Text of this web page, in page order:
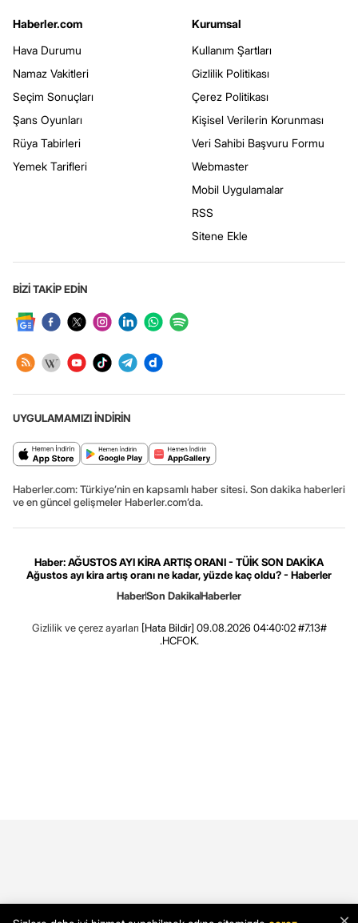
Haberler.com
Hava Durumu
Namaz Vakitleri
Seçim Sonuçları
Şans Oyunları
Rüya Tabirleri
Yemek Tarifleri
Kurumsal
Kullanım Şartları
Gizlilik Politikası
Çerez Politikası
Kişisel Verilerin Korunması
Veri Sahibi Başvuru Formu
Webmaster
Mobil Uygulamalar
RSS
Sitene Ekle
BİZİ TAKİP EDİN
UYGULAMAMIZI İNDİRİN
Haberler.com: Türkiye’nin en kapsamlı haber sitesi. Son dakika haberleri
ve en güncel gelişmeler Haberler.com’da.
Haber: AĞUSTOS AYI KİRA ARTIŞ ORANI - TÜİK SON DAKİKA
Ağustos ayı kira artış oranı ne kadar, yüzde kaç oldu? - Haberler
HaberSon DakikaHaberler
Gizlilik ve çerez ayarları [Hata Bildir] 09.08.2026 04:40:02 #7.13#
.HCFOK.